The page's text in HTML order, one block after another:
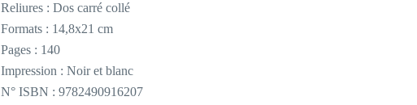
Reliures : Dos carré collé
Formats : 14,8x21 cm
Pages : 140
Impression : Noir et blanc
N° ISBN : 9782490916207